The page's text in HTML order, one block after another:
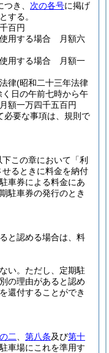
き、 次の各号に掲げ
する。
百円
用する場合 月額六
用する場合 月額一
律(昭和二十三年法律
日の午前七時から午
額一万四千五百円
必要な事項は、規則で
下この章において「利
るときに料金を納付
車券による料金にあ
駐車券の発行のとき
と認める場合は、料
い。 ただし、定期駐
の理由があると認め
還付することができ
二 第八条及び第十
車場にこれを準用す